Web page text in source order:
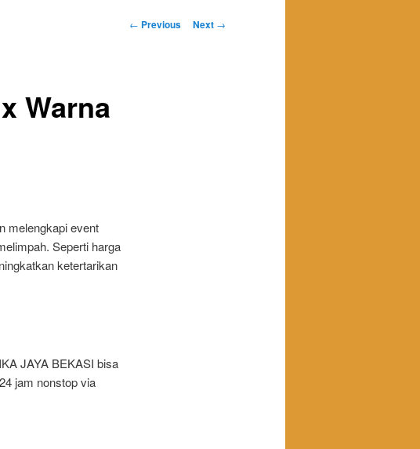
Post navigation
← Previous Next →
Warna
melengkapi event
Seperti harga
ketertarikan
JAYA BEKASI bisa
jam nonstop via